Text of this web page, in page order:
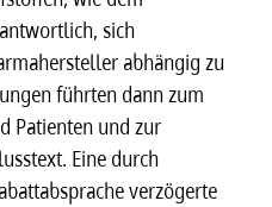
sich
abhängig zu
führten dann zum
Patienten und zur
Eine durch
verzögerte